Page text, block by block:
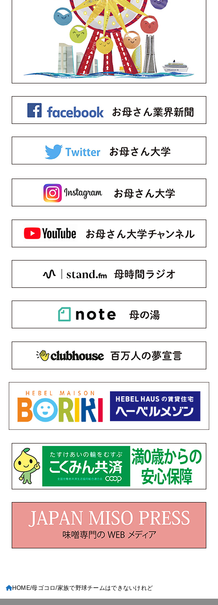
HOME 母ゴコロ 家族で野球チームはできないけれど